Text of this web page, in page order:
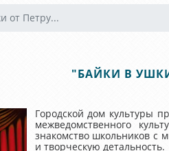
от Петру...
"БАЙКИ В
Городской дом культуры
межведомственного
знакомство школьников с
и творческую детальность.